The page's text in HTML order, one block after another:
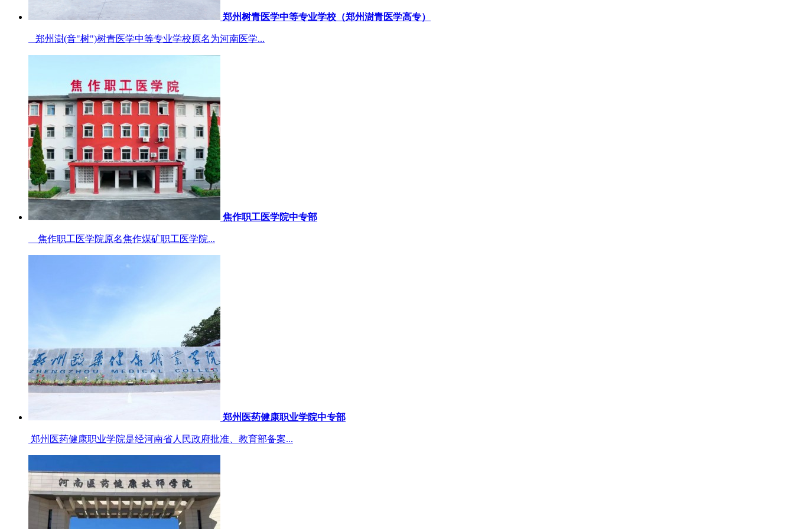
郑州树青医学中等专业学校（郑州澍青医学高专）
郑州澍(音"树")树青医学中等专业学校原名为河南医学...
焦作职工医学院中专部
焦作职工医学院原名焦作煤矿职工医学院...
郑州医药健康职业学院中专部
郑州医药健康职业学院是经河南省人民政府批准、教育部备案...